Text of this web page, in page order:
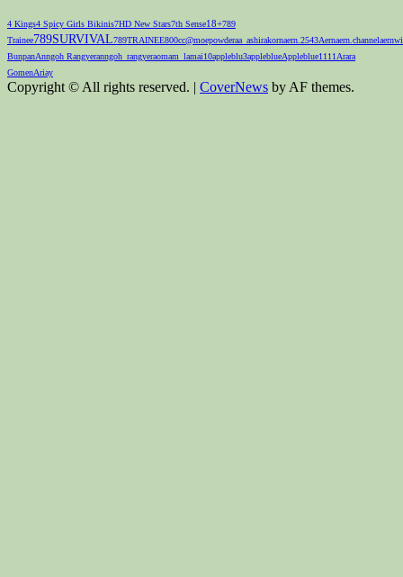
4 Kings4 Spicy Girls Bikinis7HD New Stars7th Sense18+789
Trainee789SURVIVAL789TRAINEE800cc@moepowderaa_ashirakornaern.2543Aernaern.channel
BunpanAnngoh Rangyeranngoh_rangyeraomam_lamai10appleblu3appleblueAppleblue1111 Arara
GomenAriay
Copyright © All rights reserved. | CoverNews by AF themes.